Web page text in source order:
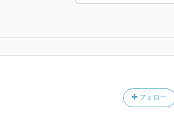
フォロー